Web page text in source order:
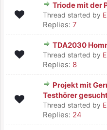
Triode mit der
Thread started by
Replies: 7
TDA2030
Thread started by
Replies: 8
Projekt mit
Testhörer
Thread started by
Replies: 24